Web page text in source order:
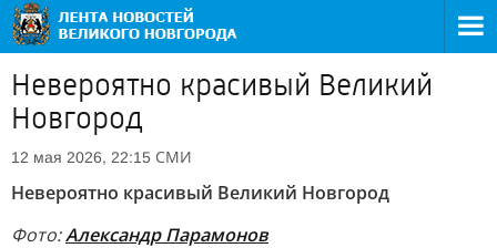
Невероятно красивый Великий
Новгород
12 мая 2026, 22:15 СМИ
Невероятно красивый Великий Новгород
Фото:Александр Парамонов